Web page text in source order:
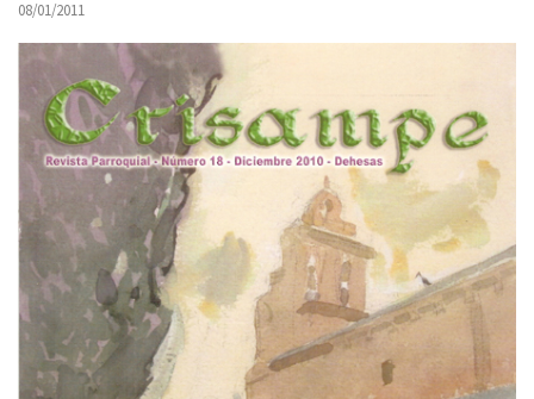
08/01/2011